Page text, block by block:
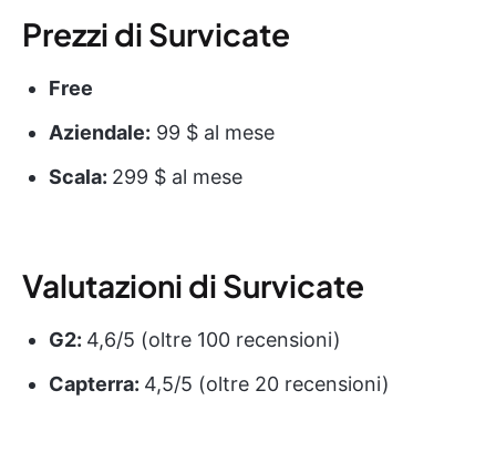
Prezzi di Survicate
Free
Aziendale: 99 $ al mese
Scala: 299 $ al mese
Valutazioni di Survicate
G2: 4,6/5 (oltre 100 recensioni)
Capterra: 4,5/5 (oltre 20 recensioni)